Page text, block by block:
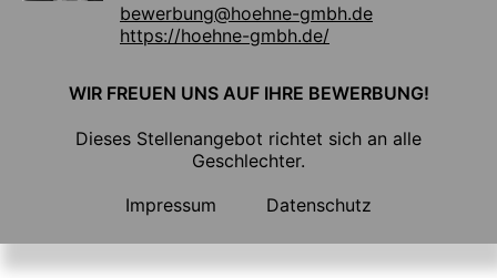
bewerbung@hoehne-gmbh.de
https://hoehne-gmbh.de/
WIR FREUEN UNS AUF IHRE BEWERBUNG!
Dieses Stellenangebot richtet sich an alle
Geschlechter.
Impressum
Datenschutz